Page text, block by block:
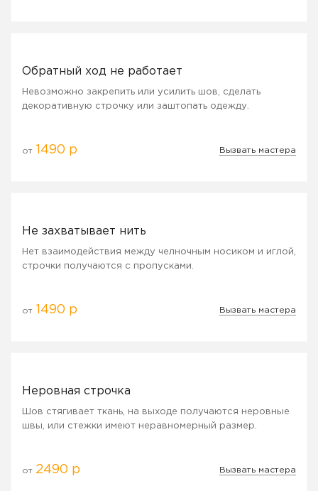
Обратный ход не работает
Невозможно закрепить или усилить шов, сделать
декоративную строчку или заштопать одежду.
от 1490 р Вызвать мастера
Не захватывает нить
Нет взаимодействия между челночным носиком и иглой,
строчки получаются с пропусками.
от 1490 р Вызвать мастера
Неровная строчка
Шов стягивает ткань, на выходе получаются неровные
швы, или стежки имеют неравномерный размер.
от 2490 р Вызвать мастера